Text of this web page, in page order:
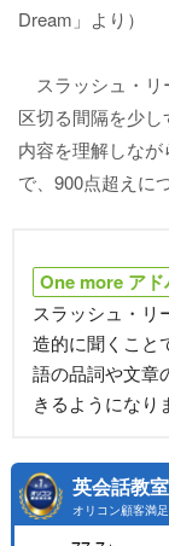
Dream」より）
スラッシュ・リ
区切る間隔を少
内容を理解しな
で、900点超えに
One more アド
スラッシュ・リ
造的に聞くこと
語の品詞や文章
きるようになり
英会話教室
オリコン顧客満